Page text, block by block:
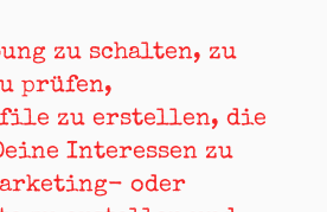
zu schalten, zu
prüfen,
zu erstellen, die
Interessen zu
oder